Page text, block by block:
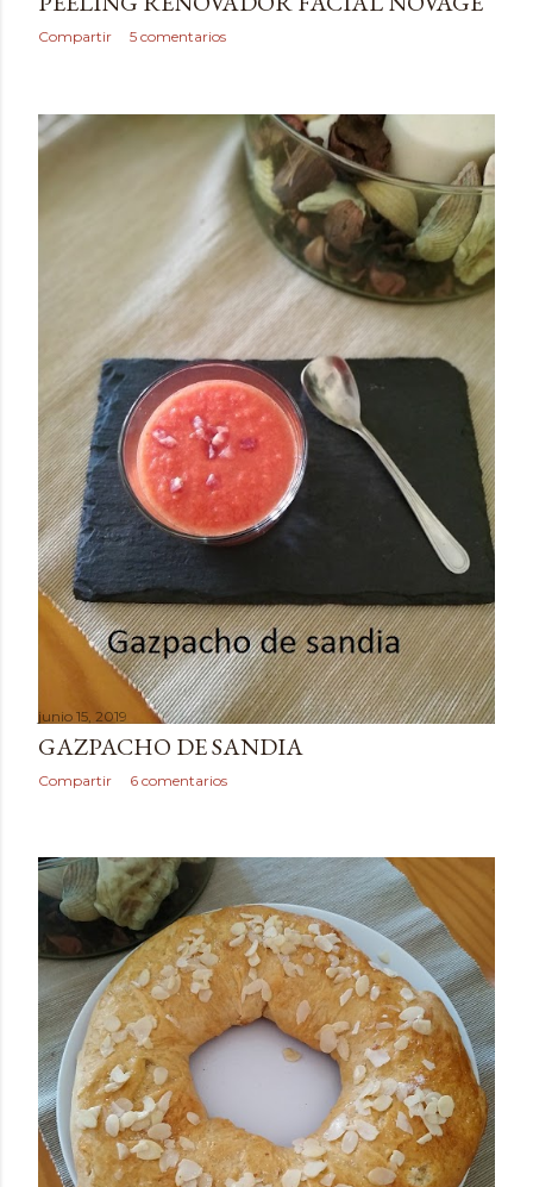
Compartir 5 comentarios
junio 15, 2019
GAZPACHO DE SANDIA
Compartir 6 comentarios